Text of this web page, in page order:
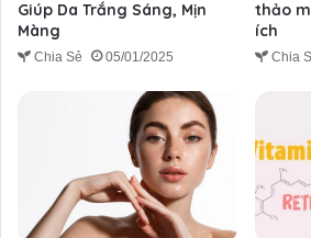
Giúp Da Trắng Sáng, Mịn
Màng
Chia Sẻ 05/01/2025
thảo
ích
Chia